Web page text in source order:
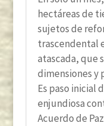
hectáreas de
sujetos de
trascendental
atascada, que
dimensiones y
Es paso inicial
enjundiosa
Acuerdo de